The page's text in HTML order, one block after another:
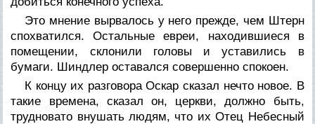
Это мнение вырвалось у него прежде, чем Штерн
спохватился. Остальные евреи, находившиеся в
помещении, склонили головы и уставились в
бумаги. Шиндлер оставался совершенно спокоен.
К концу их разговора Оскар сказал нечто новое. В
такие времена, сказал он, церкви, должно быть,
трудновато внушать людям, что их Отец Небесный